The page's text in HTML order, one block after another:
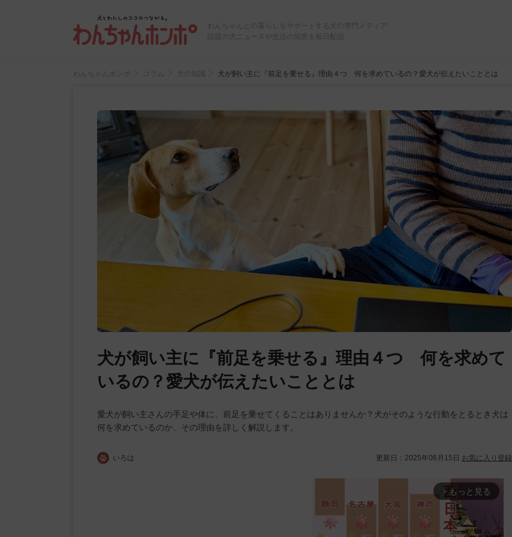
わんちゃんとの暮らしをサポートする犬の専門メディア
話題の犬ニュースや生活の知恵を毎日配信
わんちゃんホンポ コラム 犬の知識 犬が飼い主に『前足を乗せる』理由４つ 何を求めているの？愛犬が伝えたいこととは
犬が飼い主に『前足を乗せる』理由４つ 何を求めて
いるの？愛犬が伝えたいこととは
愛犬が飼い主さんの手足や体に、前足を乗せてくることはありませんか？犬がそのような行動をとるとき犬は
何を求めているのか、その理由を詳しく解説します。
いろは 更新日： 2025年06月15日 お気に入り登録
arrow_forward_ios もっと見る